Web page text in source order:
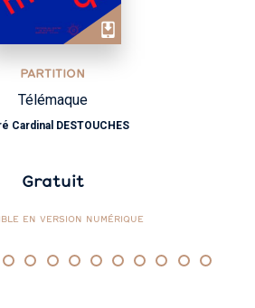
PARTITION
Télémaque
Cardinal DESTOUCHES
Gratuit
EN VERSION NUMÉRIQUE